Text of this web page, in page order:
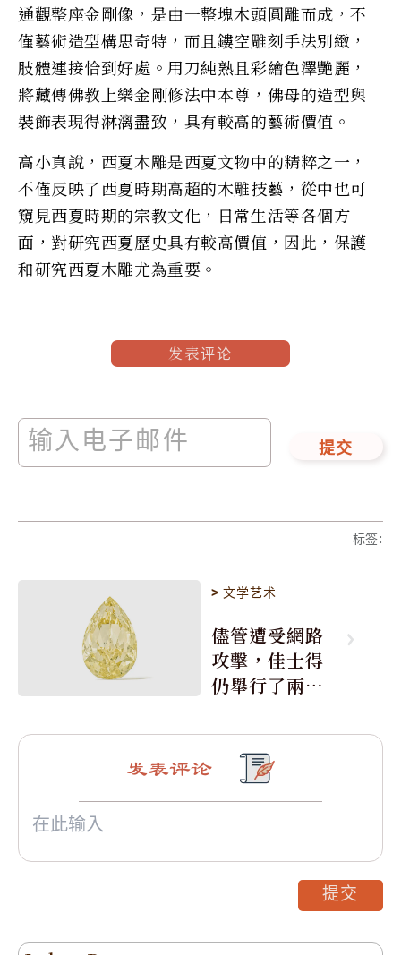
通觀整座金剛像，是由一整塊木頭圓雕而成，不
僅藝術造型構思奇特，而且鏤空雕刻手法別緻，
肢體連接恰到好處。用刀純熟且彩繪色澤艷麗，
將藏傳佛教上樂金剛修法中本尊，佛母的造型與
裝飾表現得淋漓盡致，具有較高的藝術價值。
高小真說，西夏木雕是西夏文物中的精粹之一，
不僅反映了西夏時期高超的木雕技藝，從中也可
窺見西夏時期的宗教文化，日常生活等各個方
面，對研究西夏歷史具有較高價值，因此，保護
和研究西夏木雕尤為重要。
发表评论
提交
标签:
>文学艺术
儘管遭受網路
攻擊，佳士得
仍舉行了兩場
发表评论
提交